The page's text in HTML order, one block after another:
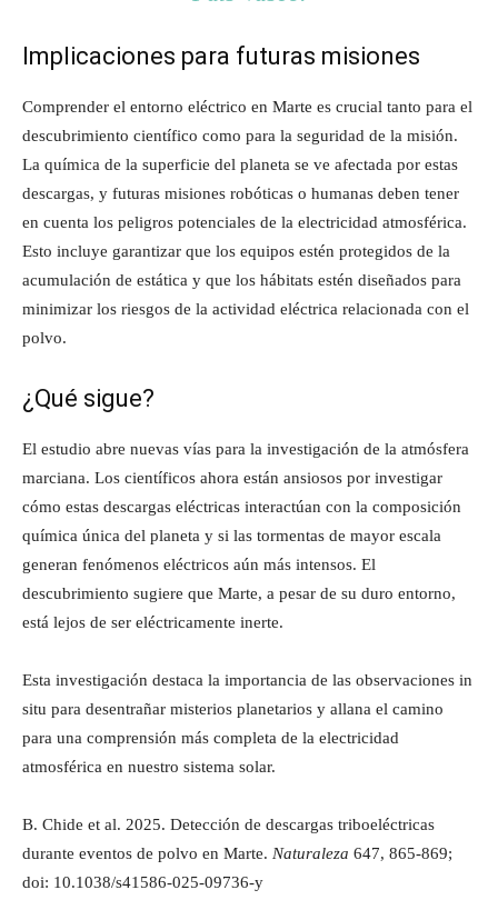
Implicaciones para futuras misiones
Comprender el entorno eléctrico en Marte es crucial tanto para el
descubrimiento científico como para la seguridad de la misión.
La química de la superficie del planeta se ve afectada por estas
descargas, y futuras misiones robóticas o humanas deben tener
en cuenta los peligros potenciales de la electricidad atmosférica.
Esto incluye garantizar que los equipos estén protegidos de la
acumulación de estática y que los hábitats estén diseñados para
minimizar los riesgos de la actividad eléctrica relacionada con el
polvo.
¿Qué sigue?
El estudio abre nuevas vías para la investigación de la atmósfera
marciana. Los científicos ahora están ansiosos por investigar
cómo estas descargas eléctricas interactúan con la composición
química única del planeta y si las tormentas de mayor escala
generan fenómenos eléctricos aún más intensos. El
descubrimiento sugiere que Marte, a pesar de su duro entorno,
está lejos de ser eléctricamente inerte.
Esta investigación destaca la importancia de las observaciones in
situ para desentrañar misterios planetarios y allana el camino
para una comprensión más completa de la electricidad
atmosférica en nuestro sistema solar.
B. Chide et al. 2025. Detección de descargas triboeléctricas
durante eventos de polvo en Marte. Naturaleza 647, 865-869;
doi: 10.1038/s41586-025-09736-y